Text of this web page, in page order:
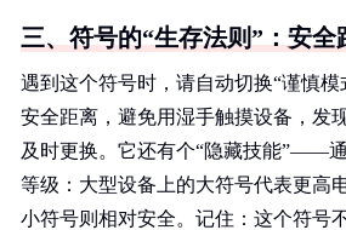
三、符号的“生存法则”：安全
遇到这个符号时，请自动切换“谨慎模
安全距离，避免用湿手触摸设备，发
及时更换。它还有个“隐藏技能”——
等级：大型设备上的大符号代表更高
小符号则相对安全。记住：这个符号